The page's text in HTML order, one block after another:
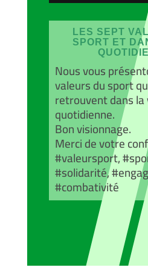
LES SEPT
SPORT ET
Nous vous
valeurs du sport
retrouvent dans la
quotidienne.
Bon visionnage.
Merci de votre
#valeursport,
#solidarité,
#combativité